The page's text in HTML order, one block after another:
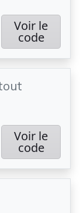
Voir le
code
Voir le
code